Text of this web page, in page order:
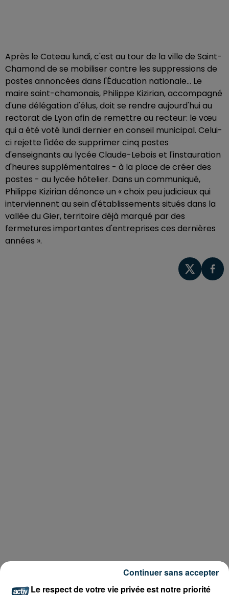
Après le Coteau lundi, c'est au tour de la ville de Saint-
Chamond de se mobiliser contre les suppressions de
postes annoncées dans l'Éducation nationale... Le
maire saint-chamonais, Philippe Kizirian, accompagné
d'une délégation d'élus, doit se rendre aujourd'hui au
rectorat de Lyon afin de remettre au recteur: le vœu
qui a été voté lundi dernier en conseil municipal. Celui-
ci rejette l'idée de supprimer cinq postes
d'enseignants au lycée Claude-Lebois et l'instauration
d'heures supplémentaires - à la place de créer des
postes - au lycée hôtelier. Dans un communiqué,
Philippe Kizirian dénonce un « choix peu judicieux qui
interviennent au sein d'établissements situés dans la
vallée du Gier, territoire déjà marqué par des
fermetures importantes d'entreprises ces dernières
années ».
Le respect de votre vie privée est notre priorité
Continuer sans accepter